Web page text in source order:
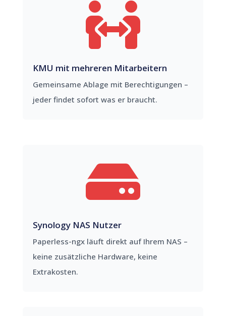

KMU mit mehreren Mitarbeitern
Gemeinsame Ablage mit Berechtigungen –
jeder findet sofort was er braucht.

Synology NAS Nutzer
Paperless-ngx läuft direkt auf Ihrem NAS –
keine zusätzliche Hardware, keine
Extrakosten.